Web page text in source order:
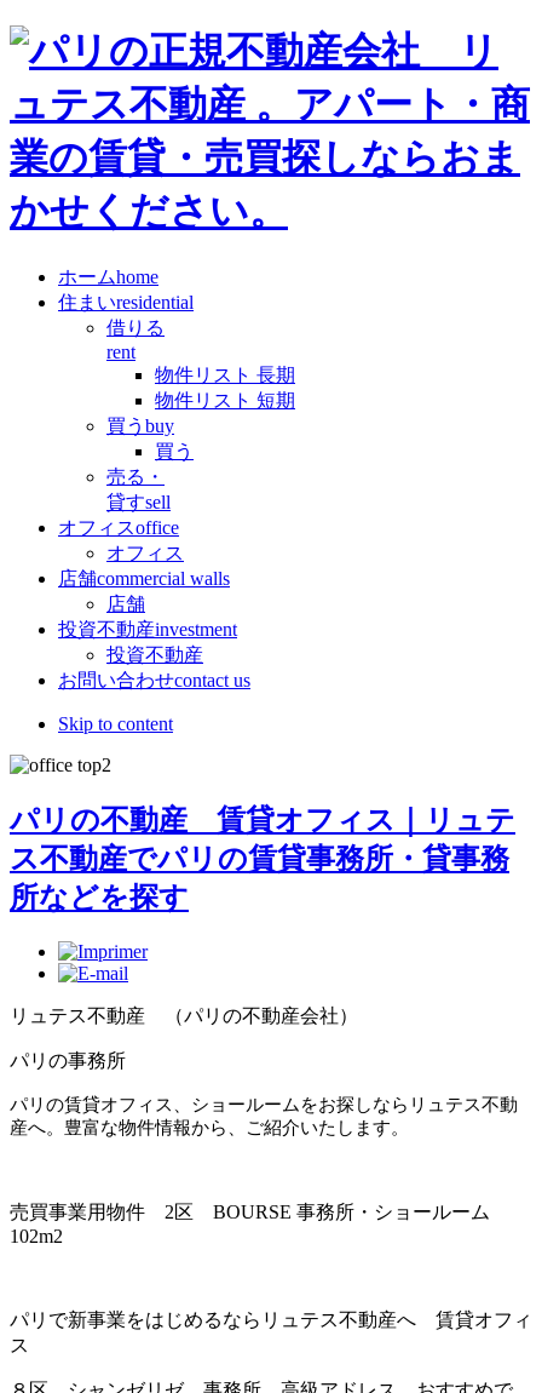
ホームhome
住まいresidential
借りる
rent
物件リスト 長期
物件リスト 短期
買う buy
買う
売る・
貸すsell
オフィスoffice
オフィス
店舗commercial walls
店舗
投資不動産investment
投資不動産
お問い合わせcontact us
Skip to content
パリの不動産 賃貸オフィス｜リュテ
ス不動産でパリの賃貸事務所・貸事務
所などを探す
リュテス不動産 （パリの不動産会社）
パリの事務所
パリの賃貸オフィス、ショールームをお探しならリュテス不動
産へ。豊富な物件情報から、ご紹介いたします。
売買事業用物件 2区 BOURSE 事務所・ショールーム
102m2
パリで新事業をはじめるならリュテス不動産へ 賃貸オフィ
ス